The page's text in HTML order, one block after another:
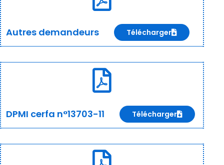
Autres demandeurs Télécharger
DPMI cerfa n°13703-11 Télécharger